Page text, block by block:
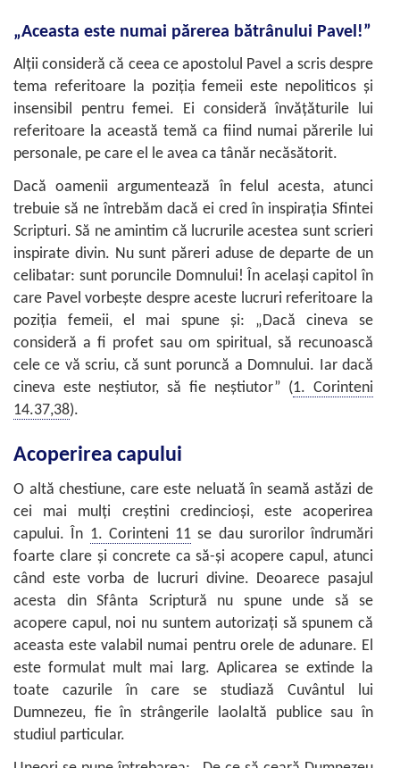
„Aceasta este numai părerea bătrânului Pavel!”
Alţii consideră că ceea ce apostolul Pavel a scris despre
tema referitoare la poziţia femeii este nepoliticos şi
insensibil pentru femei. Ei consideră învăţăturile lui
referitoare la această temă ca fiind numai părerile lui
personale, pe care el le avea ca tânăr necăsătorit.
Dacă oamenii argumentează în felul acesta, atunci
trebuie să ne întrebăm dacă ei cred în inspiraţia Sfintei
Scripturi. Să ne amintim că lucrurile acestea sunt scrieri
inspirate divin. Nu sunt păreri aduse de departe de un
celibatar: sunt poruncile Domnului! În acelaşi capitol în
care Pavel vorbeşte despre aceste lucruri referitoare la
poziţia femeii, el mai spune şi: „Dacă cineva se
consideră a fi profet sau om spiritual, să recunoască
cele ce vă scriu, că sunt poruncă a Domnului. Iar dacă
cineva este neştiutor, să fie neştiutor” (1. Corinteni
14.37,38).
Acoperirea capului
O altă chestiune, care este neluată în seamă astăzi de
cei mai mulţi creştini credincioşi, este acoperirea
capului. În 1. Corinteni 11 se dau surorilor îndrumări
foarte clare şi concrete ca să-şi acopere capul, atunci
când este vorba de lucruri divine. Deoarece pasajul
acesta din Sfânta Scriptură nu spune unde să se
acopere capul, noi nu suntem autorizaţi să spunem că
aceasta este valabil numai pentru orele de adunare. El
este formulat mult mai larg. Aplicarea se extinde la
toate cazurile în care se studiază Cuvântul lui
Dumnezeu, fie în strângerile laolaltă publice sau în
studiul particular.